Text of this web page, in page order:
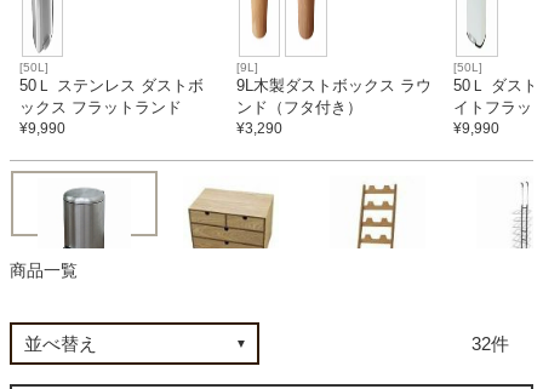
テレビ台・リビング家具
ダイニングテーブル・セット
食器棚・キッチン収納
[50L]
50Ｌ ステンレス ダストボ
ックス フラットランド
¥9,990
[9L]
9L木製ダストボックス ラウ
ンド（フタ付き）
¥3,290
[50L]
50Ｌ ダス
イトフラッ
¥9,990
ダストボックス
商品一覧
32